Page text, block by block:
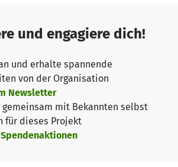
von workcamps und einigen
das Gebäude sanieren und für
Jugendgruppen herrichten. Das
zehn Jahren leer. Für die
Verein dann weitere Mittel von
Nur der Kauf selbst wird von
und engagiere dich!
und erhalte spannende
von der Organisation
Newsletter
gemeinsam mit Bekannten selbst
für dieses Projekt